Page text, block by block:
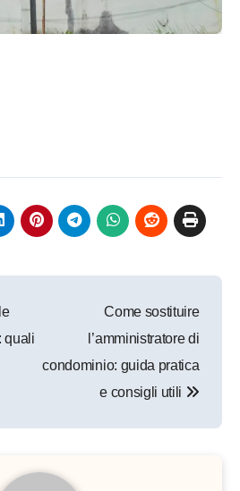
quali
Come sostituire
l’amministratore di
condominio: guida pratica
e consigli utili